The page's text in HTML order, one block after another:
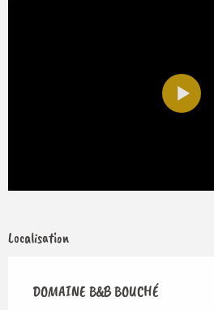
Localisation
DOMAINE B&B BOUCHÉ